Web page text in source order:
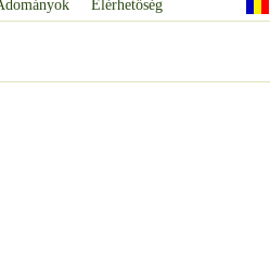
Elérhetőség